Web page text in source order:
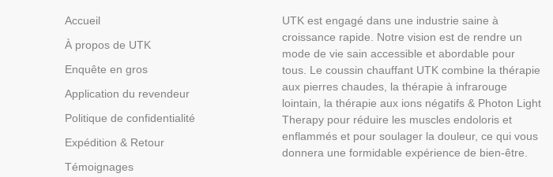
Accueil
À propos de UTK
Enquête en gros
Application du revendeur
Politique de confidentialité
Expédition & Retour
Témoignages
UTK est engagé dans une industrie saine à
croissance rapide. Notre vision est de rendre un
mode de vie sain accessible et abordable pour
tous. Le coussin chauffant UTK combine la thérapie
aux pierres chaudes, la thérapie à infrarouge
lointain, la thérapie aux ions négatifs & Photon Light
Therapy pour réduire les muscles endoloris et
enflammés et pour soulager la douleur, ce qui vous
donnera une formidable expérience de bien-être.